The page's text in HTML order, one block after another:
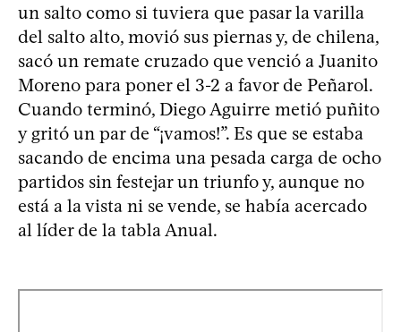
un salto como si tuviera que pasar la varilla
del salto alto, movió sus piernas y, de chilena,
sacó un remate cruzado que venció a Juanito
Moreno para poner el 3-2 a favor de Peñarol.
Cuando terminó, Diego Aguirre metió puñito
y gritó un par de “¡vamos!”. Es que se estaba
sacando de encima una pesada carga de ocho
partidos sin festejar un triunfo y, aunque no
está a la vista ni se vende, se había acercado
al líder de la tabla Anual.